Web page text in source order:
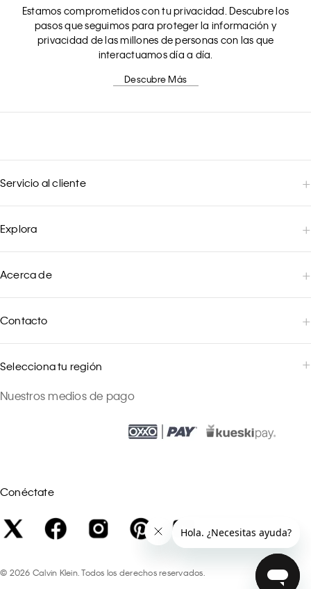
Estamos comprometidos con tu privacidad. Descubre los
pasos que seguimos para proteger la información y
privacidad de las millones de personas con las que
interactuamos día a día.
Descubre Más
Servicio al cliente
Explora
Acerca de
Contacto
Selecciona tu región
Nuestros medios de pago
Conéctate
© 2026 Calvin Klein. Todos los derechos reservados.